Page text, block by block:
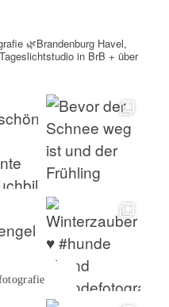
🌿Brandenburg Havel,
in BrB + über